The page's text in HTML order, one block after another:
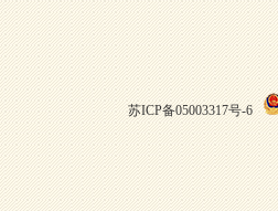
苏ICP备05003317号-6